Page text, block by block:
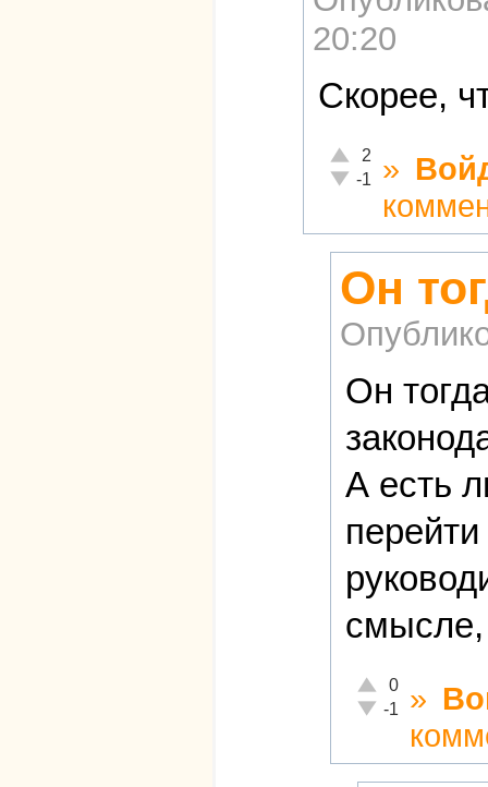
20:20
Скорее,
Отлично!
2
Неадекватно!
-1 »
Он
Он
А есть
смысле,
Отлично!
0
Неадекватно!
-1 »